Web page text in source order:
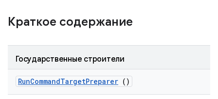
Краткое содержание
Государственные строители
RunCommandTargetPreparer ()